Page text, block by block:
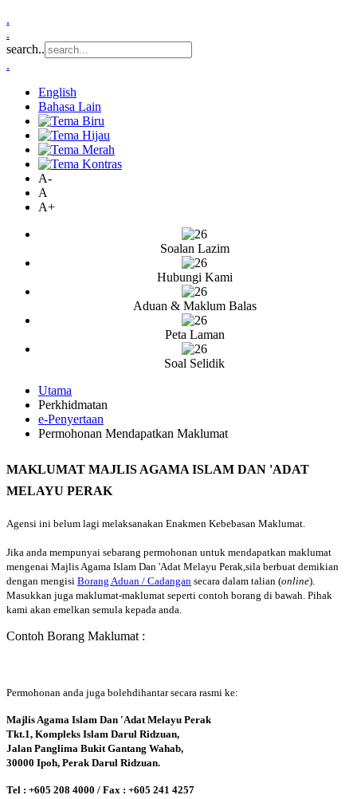
.
.
search..
.
English
Bahasa Lain
A-
A
A+
Soalan Lazim
Hubungi Kami
Aduan & Maklum Balas
Peta Laman
Soal Selidik
Utama
Perkhidmatan
e-Penyertaan
Permohonan Mendapatkan Maklumat
MAKLUMAT MAJLIS AGAMA ISLAM DAN 'ADAT
MELAYU PERAK
Agensi ini belum lagi melaksanakan Enakmen Kebebasan Maklumat.
Jika anda mempunyai sebarang permohonan untuk mendapatkan maklumat
mengenai Majlis Agama Islam Dan 'Adat Melayu Perak,sila berbuat demikian
dengan mengisi Borang Aduan / Cadangan secara dalam talian (online).
Masukkan juga maklumat-maklumat seperti contoh borang di bawah. Pihak
kami akan emelkan semula kepada anda.
Contoh Borang Maklumat :
Permohonan anda juga bolehdihantar secara rasmi ke:
Majlis Agama Islam Dan 'Adat Melayu Perak
Tkt.1, Kompleks Islam Darul Ridzuan,
Jalan Panglima Bukit Gantang Wahab,
30000 Ipoh, Perak Darul Ridzuan.
Tel : +605 208 4000 / Fax : +605 241 4257